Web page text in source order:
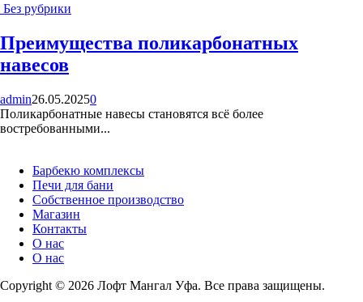
Без рубрики
Преимущества поликарбонатных
навесов
admin26.05.20250
Поликарбонатные навесы становятся всё более
востребованными...
Барбекю комплексы
Печи для бани
Собственное производство
Магазин
Контакты
О нас
О нас
Copyright © 2026 Лофт Мангал Уфа. Все права защищены.